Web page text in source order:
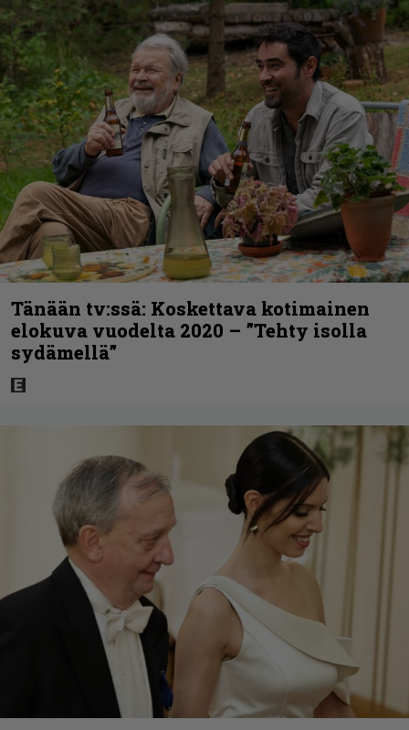
Tänään tv:ssä: Koskettava kotimainen
elokuva vuodelta 2020 – ”Tehty isolla
sydämellä”